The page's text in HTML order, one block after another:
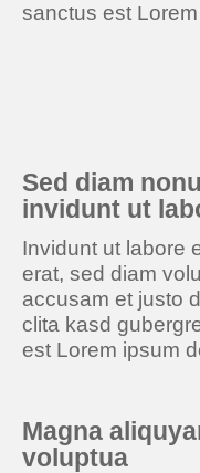
sanctus est
Sed diam
invidunt ut
Invidunt ut labore
erat, sed diam
accusam et justo
clita kasd
est Lorem ipsum
Magna
voluptua